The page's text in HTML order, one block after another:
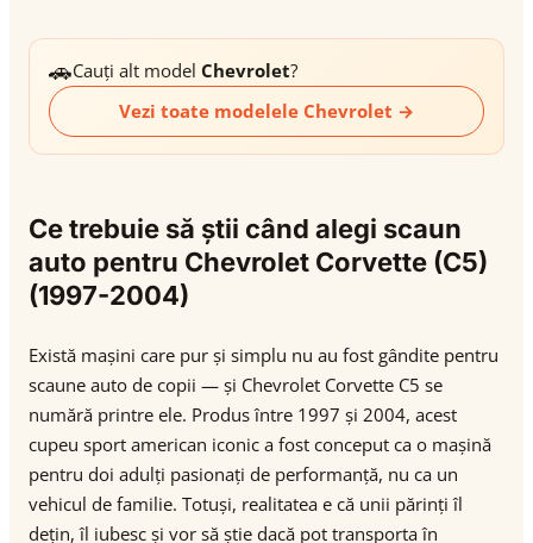
🚗Cauți alt model Chevrolet?
Vezi toate modelele Chevrolet →
Ce trebuie să știi când alegi scaun
auto pentru Chevrolet Corvette (C5)
(1997-2004)
Există mașini care pur și simplu nu au fost gândite pentru
scaune auto de copii — și Chevrolet Corvette C5 se
numără printre ele. Produs între 1997 și 2004, acest
cupeu sport american iconic a fost conceput ca o mașină
pentru doi adulți pasionați de performanță, nu ca un
vehicul de familie. Totuși, realitatea e că unii părinți îl
dețin, îl iubesc și vor să știe dacă pot transporta în